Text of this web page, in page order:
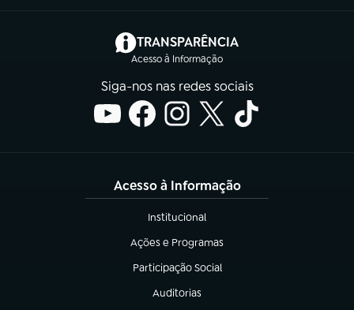
TRANSPARÊNCIA
Acesso à Informação
(abre em nova aba)
Siga-nos nas redes sociais
Acesso à Informação
Institucional
(abre em nova aba)
Ações e Programas
(abre em nova aba)
Participação Social
(abre em nova aba)
Auditorias
(abre em nova aba)